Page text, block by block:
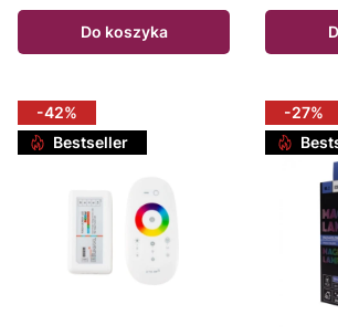
Do koszyka
-42%
Bestseller
-27%